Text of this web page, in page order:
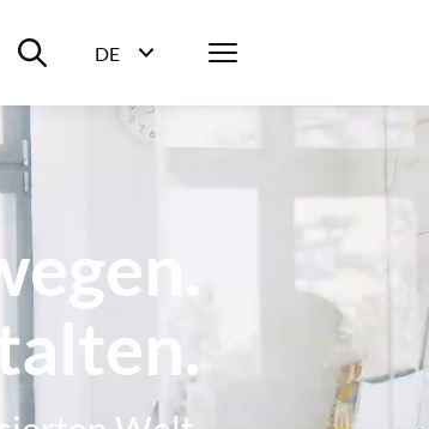
Suche ein-/ausblenden
DE
Menü